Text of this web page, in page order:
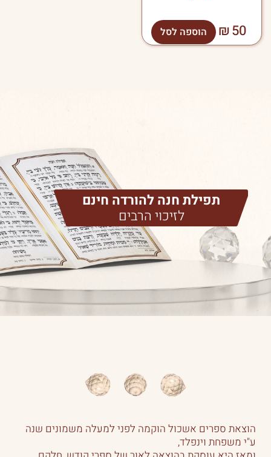
₪50 הוספה לסל
תפילת חנה להורדה חינם
לזיכוי הרבים
הוצאת ספרים אשכול הוקמה לפני למעלה משמונים שנה
ע"י משפחת וינפלד,